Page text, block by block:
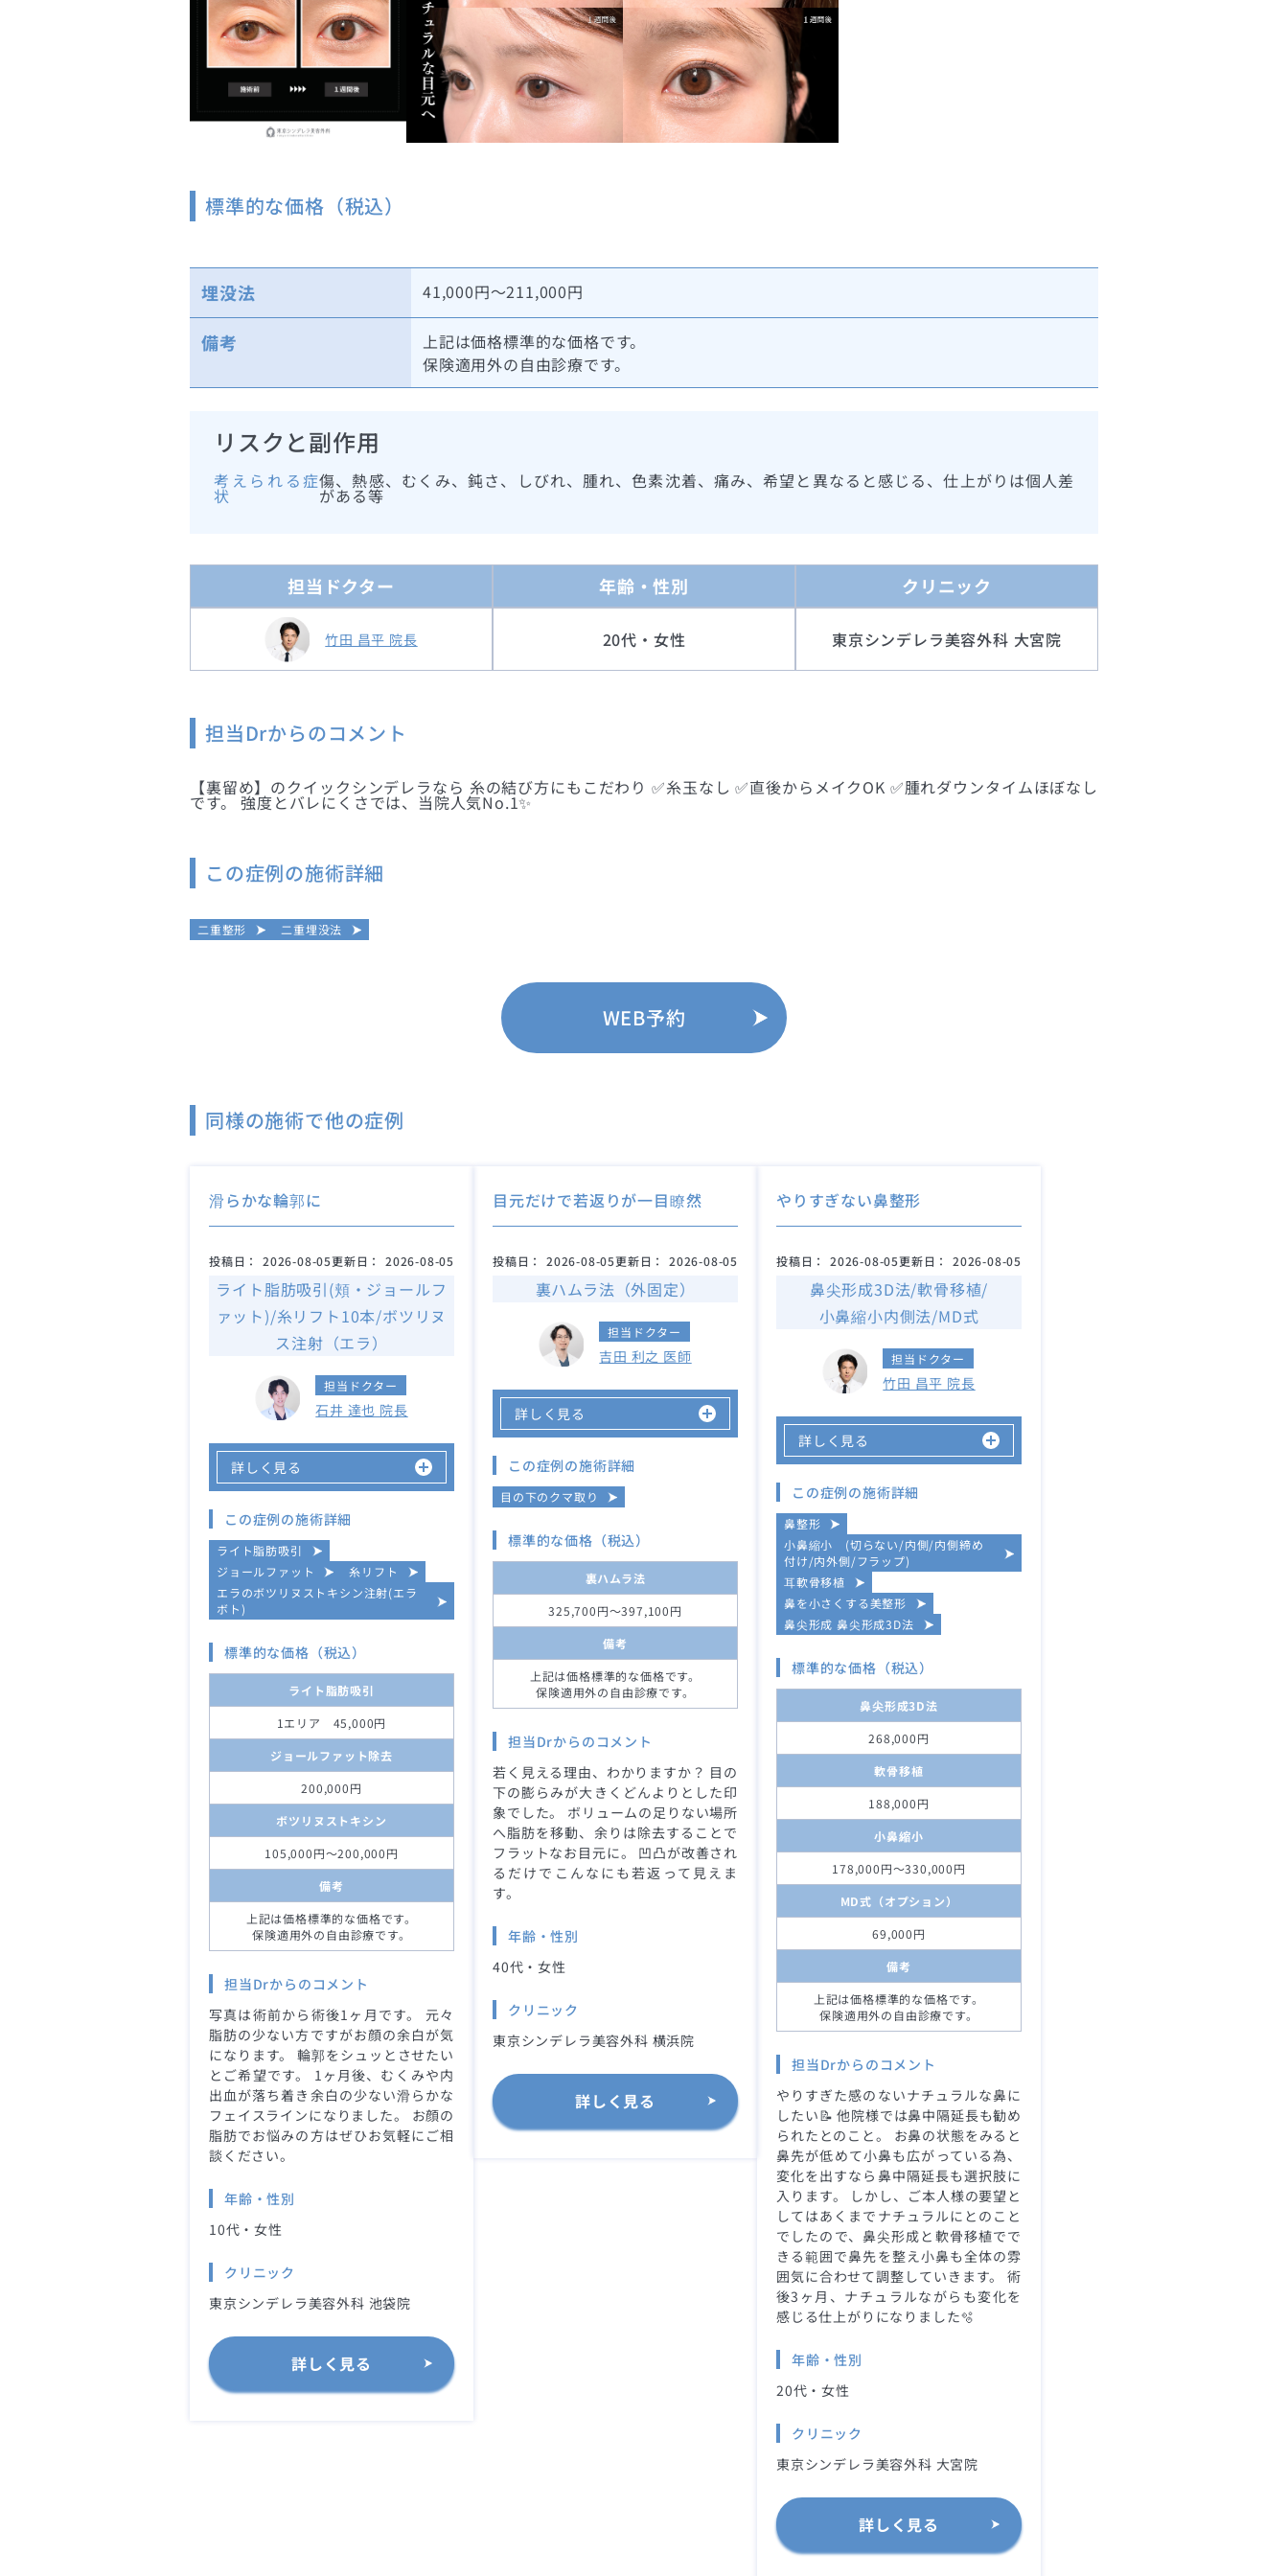
標準的な価格（税込）
埋没法 41,000円～211,000円
備考
上記は価格標準的な価格です。
保険適用外の自由診療です。
リスクと副作用
考えられる症
状
傷、熱感、むくみ、鈍さ、しびれ、腫れ、色素沈着、痛み、希望と異なると感じる、仕上がりは個人差
がある等
担当ドクター
竹田 昌平 院長
年齢・性別
20代・女性
クリニック
東京シンデレラ美容外科 大宮院
担当Drからのコメント
【裏留め】のクイックシンデレラなら 糸の結び方にもこだわり ✅糸玉なし ✅直後からメイクOK ✅腫れダウンタイムほぼなし
です。 強度とバレにくさでは、当院人気No.1✨
この症例の施術詳細
二重整形 二重埋没法
WEB予約
同様の施術で他の症例
滑らかな輪郭に
投稿日： 2026-08-05更新日： 2026-08-05
ライト脂肪吸引(頬・ジョールフ
ァット)/糸リフト10本/ボツリヌ
ス注射（エラ）
担当ドクター
石井 達也 院長
詳しく見る
この症例の施術詳細
ライト脂肪吸引
ジョールファット
糸リフト
エラのボツリヌストキシン注射(エラ
ボト)
標準的な価格（税込）
ライト脂肪吸引
1エリア 45,000円
ジョールファット除去
200,000円
ボツリヌストキシン
105,000円～200,000円
備考
上記は価格標準的な価格です。
保険適用外の自由診療です。
担当Drからのコメント
写真は術前から術後1ヶ月です。 元々
脂肪の少ない方ですがお顔の余白が気
になります。 輪郭をシュッとさせたい
とご希望です。 1ヶ月後、むくみや内
出血が落ち着き余白の少ない滑らかな
フェイスラインになりました。 お顔の
脂肪でお悩みの方はぜひお気軽にご相
談ください。
年齢・性別
10代・女性
クリニック
東京シンデレラ美容外科 池袋院
詳しく見る
目元だけで若返りが一目瞭然
投稿日： 2026-08-05更新日： 2026-08-05
裏ハムラ法（外固定）
担当ドクター
吉田 利之 医師
詳しく見る
この症例の施術詳細
目の下のクマ取り
標準的な価格（税込）
裏ハムラ法
325,700円～397,100円
備考
上記は価格標準的な価格です。
保険適用外の自由診療です。
担当Drからのコメント
若く見える理由、わかりますか？ 目の
下の膨らみが大きくどんよりとした印
象でした。 ボリュームの足りない場所
へ脂肪を移動、余りは除去することで
フラットなお目元に。 凹凸が改善され
るだけでこんなにも若返って見えま
す。
年齢・性別
40代・女性
クリニック
東京シンデレラ美容外科 横浜院
詳しく見る
やりすぎない鼻整形
投稿日： 2026-08-05更新日： 2026-08-05
鼻尖形成3D法/軟骨移植/
小鼻縮小内側法/MD式
担当ドクター
竹田 昌平 院長
詳しく見る
この症例の施術詳細
鼻整形
小鼻縮小 (切らない/内側/内側締め
付け/内外側/フラップ)
耳軟骨移植
鼻を小さくする美整形
鼻尖形成 鼻尖形成3D法
標準的な価格（税込）
鼻尖形成3D法
268,000円
軟骨移植
188,000円
小鼻縮小
178,000円～330,000円
MD式（オプション）
69,000円
備考
上記は価格標準的な価格です。
保険適用外の自由診療です。
担当Drからのコメント
やりすぎた感のないナチュラルな鼻に
したい📝 他院様では鼻中隔延長も勧め
られたとのこと。 お鼻の状態をみると
鼻先が低めて小鼻も広がっている為、
変化を出すなら鼻中隔延長も選択肢に
入ります。 しかし、ご本人様の要望と
してはあくまでナチュラルにとのこと
でしたので、鼻尖形成と軟骨移植でで
きる範囲で鼻先を整え小鼻も全体の雰
囲気に合わせて調整していきます。 術
後3ヶ月、ナチュラルながらも変化を
感じる仕上がりになりました🫧
年齢・性別
20代・女性
クリニック
東京シンデレラ美容外科 大宮院
詳しく見る